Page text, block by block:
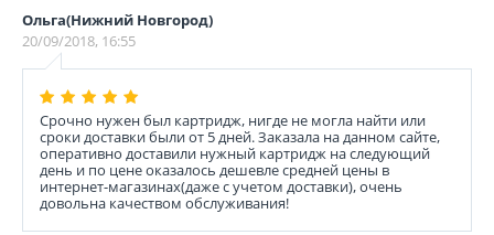
Ольга(Нижний Новгород)
20/09/2018, 16:55
Срочно нужен был картридж, нигде не могла найти или
сроки доставки были от 5 дней. Заказала на данном сайте,
оперативно доставили нужный картридж на следующий
день и по цене оказалось дешевле средней цены в
интернет-магазинах(даже с учетом доставки), очень
довольна качеством обслуживания!